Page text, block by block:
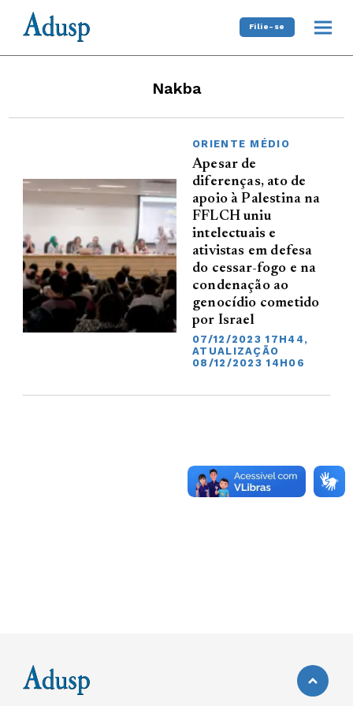
Filie-se
Nakba
ORIENTE MÉDIO
Apesar de
diferenças, ato de
apoio à Palestina na
FFLCH uniu
intelectuais e
ativistas em defesa
do cessar-fogo e na
condenação ao
genocídio cometido
por Israel
07/12/2023 17H44,
ATUALIZAÇÃO
08/12/2023 14H06